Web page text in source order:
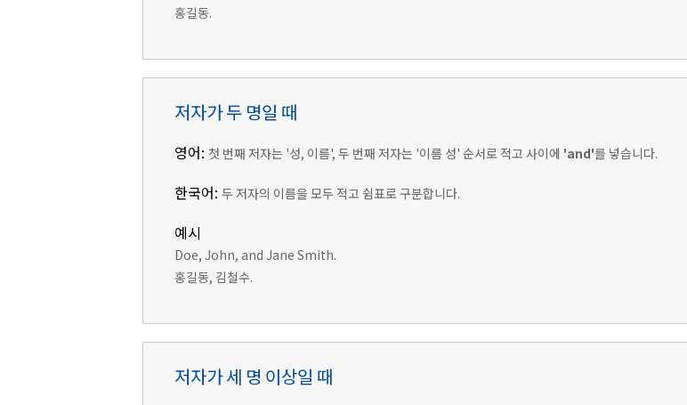
홍길동.
저자가 두 명일 때
영어: 첫 번째 저자는 '성, 이름', 두 번째 저자는 '이름 성' 순서로 적고 사이에 'and'를 넣습니다.
한국어: 두 저자의 이름을 모두 적고 쉼표로 구분합니다.
예시
Doe, John, and Jane Smith.
홍길동, 김철수.
저자가 세 명 이상일 때